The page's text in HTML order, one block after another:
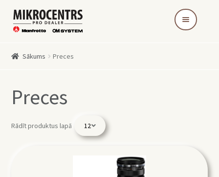
Skip
to
Skip
to
Sākums Preces
Preces
Rādīt produktus lapā